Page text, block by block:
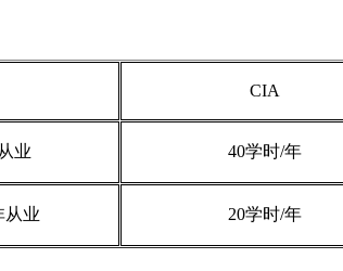
CIA
业 40学时/年
从业 20学时/年